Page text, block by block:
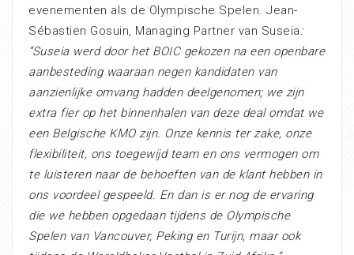
evenementen als de Olympische Spelen. Jean-
Sébastien Gosuin, Managing Partner van Suseia:
“Suseia werd door het BOIC gekozen na een openbare
aanbesteding waaraan negen kandidaten van
aanzienlijke omvang hadden deelgenomen; we zijn
extra fier op het binnenhalen van deze deal omdat we
een Belgische KMO zijn. Onze kennis ter zake, onze
flexibiliteit, ons toegewijd team en ons vermogen om
te luisteren naar de behoeften van de klant hebben in
ons voordeel gespeeld. En dan is er nog de ervaring
die we hebben opgedaan tijdens de Olympische
Spelen van Vancouver, Peking en Turijn, maar ook